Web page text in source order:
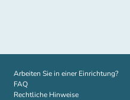
Arbeiten Sie in einer Einrichtung?
FAQ
Rechtliche Hinweise